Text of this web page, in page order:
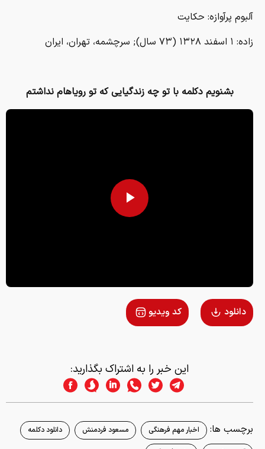
آلبوم پرآوازه: حکایت
زاده: ۱ اسفند ۱۳۲۸ ‏(۷۳ سال); سرچشمه، تهران، ایران
بشنویم دکلمه با تو چه زندگیایی که تو رویاهام نداشتم
Play
دانلود کد ویدیو
این خبر را به اشتراک بگذارید:
برچسب ها: اخبار مهم فرهنگی مسعود فردمنش دانلود دکلمه